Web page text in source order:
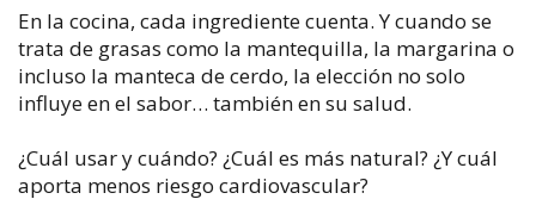
En la cocina, cada ingrediente cuenta. Y cuando se
trata de grasas como la mantequilla, la margarina o
incluso la manteca de cerdo, la elección no solo
influye en el sabor… también en su salud.
¿Cuál usar y cuándo? ¿Cuál es más natural? ¿Y cuál
aporta menos riesgo cardiovascular?